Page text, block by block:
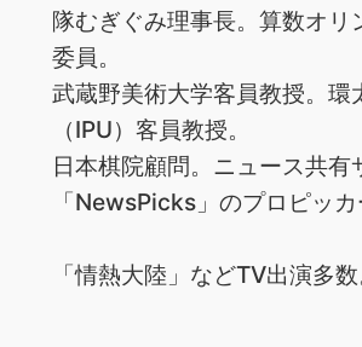
隊むぎぐみ理事長。算数オリ
委員。
武蔵野美術大学客員教授。環
（IPU）客員教授。
日本棋院顧問。ニュース共有
「NewsPicks」のプロピッカ
「情熱大陸」などTV出演多数